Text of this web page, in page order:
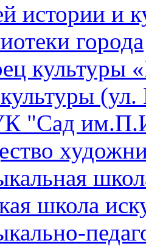
истории и
города
культуры
(ул.
"Сад
школа